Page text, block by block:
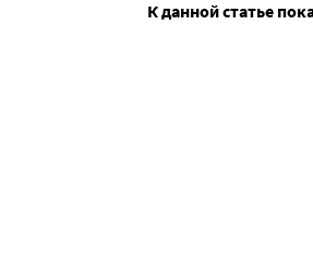
К данной статье